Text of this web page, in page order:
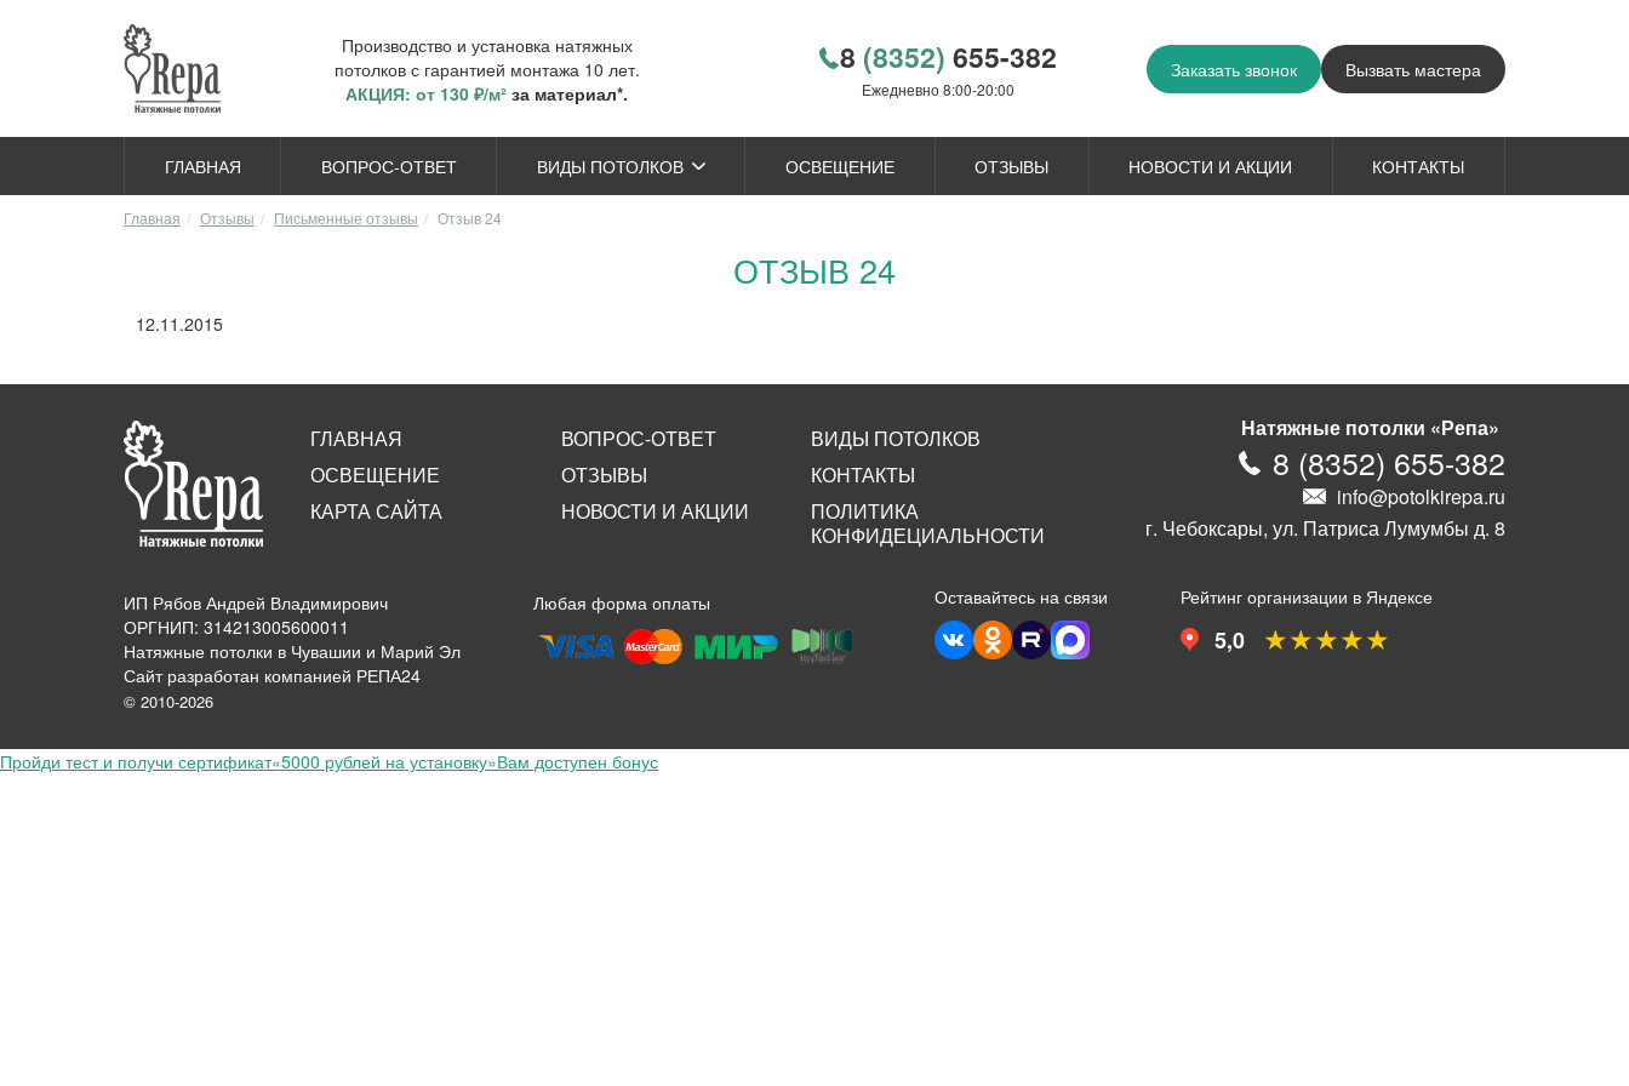
Производство и установка натяжных
потолков с гарантией монтажа 10 лет.
АКЦИЯ: от 130 ₽/м² за материал*.
8 (8352) 655-382
Ежедневно 8:00-20:00
Заказать звонок Вызвать мастера
ГЛАВНАЯ ВОПРОС-ОТВЕТ ВИДЫ ПОТОЛКОВ ОСВЕЩЕНИЕ ОТЗЫВЫ НОВОСТИ И АКЦИИ КОНТАКТЫ
Главная Отзывы Письменные отзывы Отзыв 24
ОТЗЫВ 24
12.11.2015
Натяжные потолки «Репа»
8 (8352) 655-382
info@potolkirepa.ru
г. Чебоксары, ул. Патриса Лумумбы д. 8
ГЛАВНАЯ ВОПРОС-ОТВЕТ
ВИДЫ ПОТОЛКОВ
ОСВЕЩЕНИЕ
ОТЗЫВЫ
КОНТАКТЫ
КАРТА САЙТА
НОВОСТИ И АКЦИИ
ПОЛИТИКА
КОНФИДЕЦИАЛЬНОСТИ
ИП Рябов Андрей Владимирович
ОРГНИП: 314213005600011
Натяжные потолки в Чувашии и Марий Эл
Сайт разработан компанией РЕПА24
© 2010-2026
Любая форма оплаты Оставайтесь на связи Рейтинг организации в Яндексе
5,0 ★★★★★
Пройди тест и получи сертификат«5000 рублей на установку»Вам доступен бонус